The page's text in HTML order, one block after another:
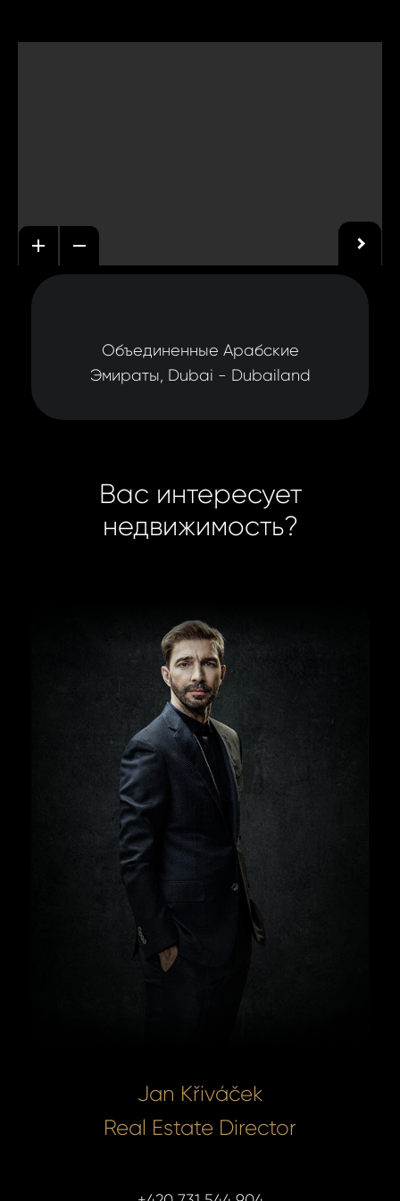
Объединенные Арабские
Эмираты, Dubai - Dubailand
Вас интересует
недвижимость?
Jan Křiváček
Real Estate Director